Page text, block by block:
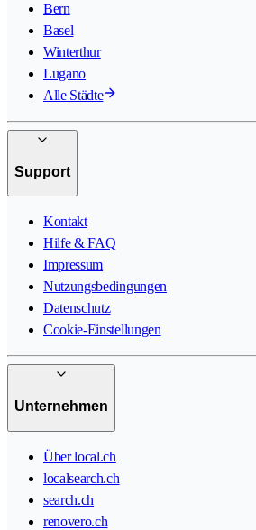
Bern
Basel
Winterthur
Lugano
Alle Städte
Support
Kontakt
Hilfe & FAQ
Impressum
Nutzungsbedingungen
Datenschutz
Cookie-Einstellungen
Unternehmen
Über local.ch
localsearch.ch
search.ch
renovero.ch